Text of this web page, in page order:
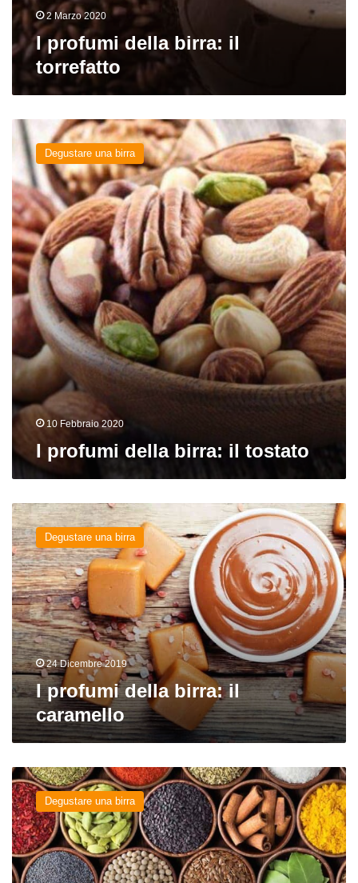
2 Marzo 2020
I profumi della birra: il
torrefatto
profumi
della
birra:
il
tostato
Degustare una birra
10 Febbraio 2020
I profumi della birra: il tostato
I
profumi
della
birra:
il
caramello
Degustare una birra
24 Dicembre 2019
I profumi della birra: il
caramello
I
profumi
della
birra:
lo
speziato
Degustare una birra